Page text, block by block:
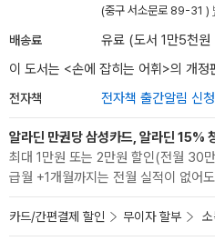
(중구 서소문로 89-31 )
배송료
유료 (도서 1만5천원
이 도서는 <손에 잡히는 어휘 >의 개정
전자책 전자책 출간알림 신청
알라딘 만권당 삼성카드, 알라딘 15%
최대 1만원 또는 2만원 할인(전월 30
급월 +1개월까지는 전월 실적이 없어
카드/간편결제 할인 무이자 할부